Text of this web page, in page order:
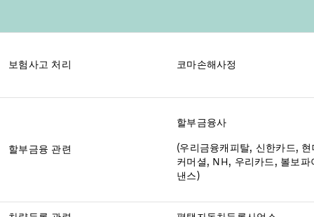
보험사고 처리 코마손해사정
할부금융 관련
할부금융사
(우리금융캐피탈, 신한카드, 현
커머셜, NH, 우리카드, 볼보파
낸스)